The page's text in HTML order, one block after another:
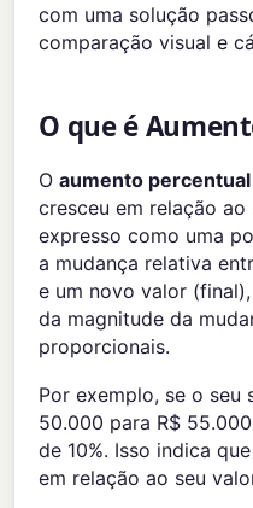
com uma solução
comparação visual e
O que é
Oaumento percentual
cresceu em relação
expresso como uma
a mudança relativa
e um novo valor
da magnitude da
proporcionais.
Por exemplo, se o seu
50.000 para R$
de 10%. Isso indica
em relação ao seu